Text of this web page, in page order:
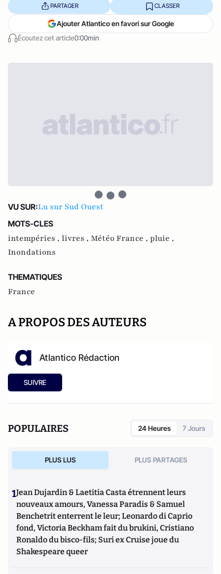
Écoutez cet article0:00min
PARTAGER CLASSER
Ajouter Atlantico en favori sur Google
VU SUR:Lu sur Sud Ouest
MOTS-CLES
intempéries , livres , Météo France , pluie ,
Inondations
THEMATIQUES
France
A PROPOS DES AUTEURS
Atlantico Rédaction
SUIVRE
POPULAIRES 24 Heures 7 Jours
PLUS LUS PLUS PARTAGES
1Jean Dujardin & Laetitia Casta étrennent leurs
nouveaux amours, Vanessa Paradis & Samuel
Benchetrit enterrent le leur; Leonardo di Caprio
fond, Victoria Beckham fait du brukini, Cristiano
Ronaldo du bisco-fils; Suri ex Cruise joue du
Shakespeare queer